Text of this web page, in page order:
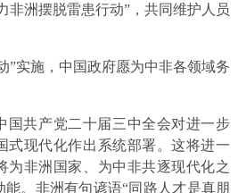
非洲摆脱雷患行动”，共同维护人员
施，中国政府愿为中非各领域务
共产党二十届三中全会对进一步
式现代化作出系统部署。这将进一
为非洲国家、为中非共逐现代化之
。非洲有句谚语“同路人才是真朋